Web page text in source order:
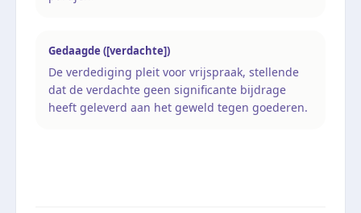
Gedaagde ([verdachte])
De verdediging pleit voor vrijspraak, stellende
dat de verdachte geen significante bijdrage
heeft geleverd aan het geweld tegen goederen.